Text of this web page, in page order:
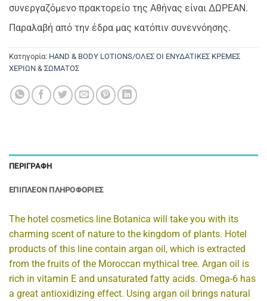
συνεργαζόμενο πρακτορείο της Αθήνας είναι ΔΩΡΕΑΝ.
Παραλαβή από την έδρα μας κατόπιν συνεννόησης.
Κατηγορία: HAND & BODY LOTIONS/ΟΛΕΣ ΟΙ ΕΝΥΔΑΤΙΚΕΣ ΚΡΕΜΕΣ
ΧΕΡΙΩΝ & ΣΩΜΑΤΟΣ
ΠΕΡΙΓΡΑΦΉ
ΕΠΙΠΛΈΟΝ ΠΛΗΡΟΦΟΡΊΕΣ
The hotel cosmetics line Botanica will take you with its
charming scent of nature to the kingdom of plants. Hotel
products of this line contain argan oil, which is extracted
from the fruits of the Moroccan mythical tree. Argan oil is
rich in vitamin E and unsaturated fatty acids. Omega-6 has
a great antioxidizing effect. Using argan oil brings natural